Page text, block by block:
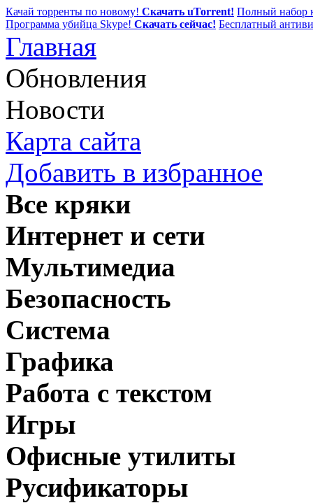
Качай торренты по новому! Скачать uTorrent! Полный набор
Программа убийца Skype! Скачать сейчас! Бесплатный
Главная
Обновления
Новости
Карта сайта
Добавить в избранное
Все кряки
Интернет и сети
Мультимедиа
Безопасность
Система
Графика
Работа с текстом
Игры
Офисные утилиты
Русификаторы